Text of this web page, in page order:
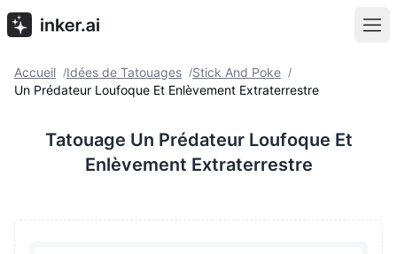
Accueil /Idées de Tatouages /Stick And Poke /
Un Prédateur Loufoque Et Enlèvement Extraterrestre
Tatouage Un Prédateur Loufoque Et
Enlèvement Extraterrestre